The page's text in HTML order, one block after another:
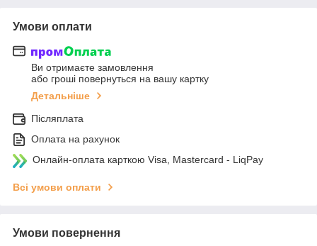
Умови оплати
Ви отримаєте замовлення
або гроші повернуться на вашу картку
Детальніше
Післяплата
Оплата на рахунок
Онлайн-оплата карткою Visa, Mastercard - LiqPay
Всі умови оплати
Умови повернення